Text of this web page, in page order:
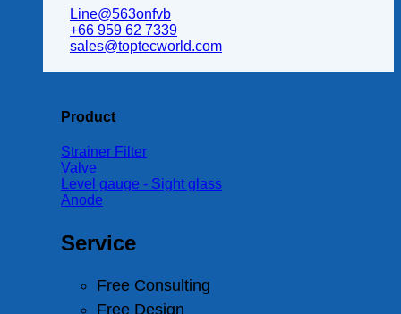
Line@563onfvb
+66 959 62 7339
sales@toptecworld.com
Product
Strainer Filter
Valve
Level gauge - Sight glass
Anode
Service
Free Consulting
Free Design